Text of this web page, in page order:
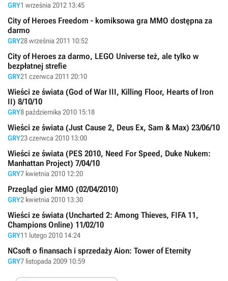
GRY1 września 2012 13:45
City of Heroes Freedom - komiksowa gra MMO dostępna za
darmo
GRY28 września 2011 10:52
City of Heroes za darmo, LEGO Universe też, ale tylko w
bezpłatnej strefie
GRY21 czerwca 2011 20:10
Wieści ze świata (God of War III, Killing Floor, Hearts of Iron
II) 8/10/10
GRY8 października 2010 15:18
Wieści ze świata (Just Cause 2, Deus Ex, Sam & Max) 23/06/10
GRY23 czerwca 2010 13:00
Wieści ze świata (PES 2010, Need For Speed, Duke Nukem:
Manhattan Project) 7/04/10
GRY7 kwietnia 2010 12:20
Przegląd gier MMO (02/04/2010)
GRY2 kwietnia 2010 13:30
Wieści ze świata (Uncharted 2: Among Thieves, FIFA 11,
Champions Online) 11/02/10
GRY11 lutego 2010 14:24
NCsoft o finansach i sprzedaży Aion: Tower of Eternity
GRY7 listopada 2009 10:59